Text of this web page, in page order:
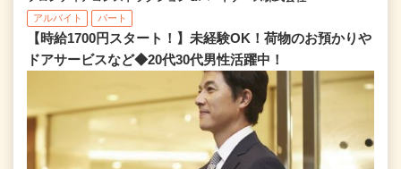
アルバイト パート
【時給1700円スタート！】未経験OK！荷物のお預かりや
ドアサービスなど◆20代30代男性活躍中！